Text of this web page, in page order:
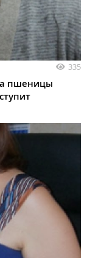
335
пшеницы